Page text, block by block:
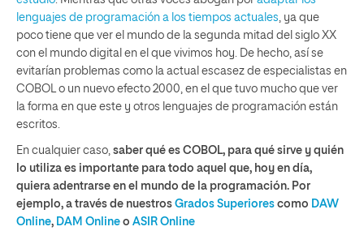
lenguajes de programación a los tiempos actuales, ya que
poco tiene que ver el mundo de la segunda mitad del siglo XX
con el mundo digital en el que vivimos hoy. De hecho, así se
evitarían problemas como la actual escasez de especialistas en
COBOL o un nuevo efecto 2000, en el que tuvo mucho que ver
la forma en que este y otros lenguajes de programación están
escritos.
En cualquier caso, saber qué es COBOL, para qué sirve y quién
lo utiliza es importante para todo aquel que, hoy en día,
quiera adentrarse en el mundo de la programación. Por
ejemplo, a través de nuestros Grados Superiores como DAW
Online, DAM Online o ASIR Online